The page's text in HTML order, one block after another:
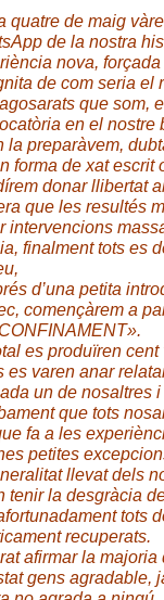
quatre de maig
de la nostra
nova,
de com seria el
que som,
en el nostre
la preparàvem,
forma de xat escrit
donar llibertat
que les resultés
intervencions
finalment tots es
d’una petita
començàrem a
es produïren
es varen anar
un de nosaltres
que tots
fa a les
petites
llevat dels
tenir la desgràcia
tots
recuperats.
afirmar la
gens agradable,